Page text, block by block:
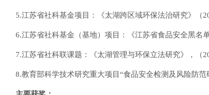
5.江苏省社科基金项目：《太湖跨区域环保法治研究》（
6.江苏省社科基金（基地）项目：《江苏省食品安全黑名
7.江苏省社科联课题：《太湖管理与环保立法研究》，（
8.教育部科学技术研究重大项目“食品安全检测及风险防范